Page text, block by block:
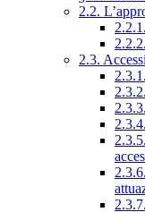
2.2.
2.3.